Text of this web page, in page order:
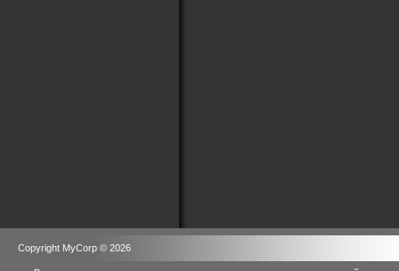
Copyright MyCorp © 2026